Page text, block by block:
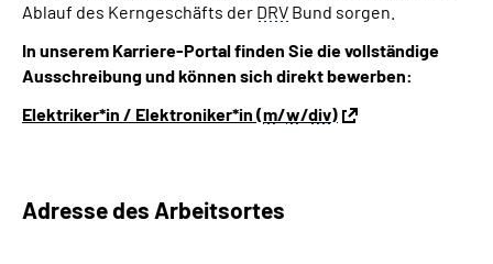
Ablauf des Kerngeschäfts der DRV Bund sorgen.
In unserem Karriere-Portal finden Sie die vollständige
Ausschreibung und können sich direkt bewerben:
Elektriker*in / Elektroniker*in (m/w/div)
Adresse des Arbeitsortes